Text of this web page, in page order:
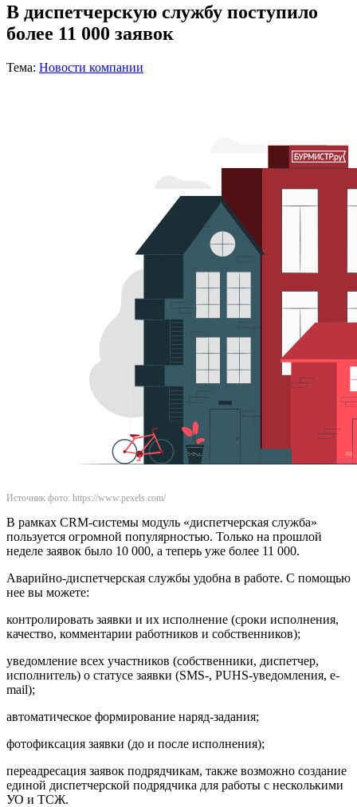
В диспетчерскую службу поступило
более 11 000 заявок
Тема: Новости компании
Источник фото: https://www.pexels.com/
В рамках CRM-системы модуль «диспетчерская служба»
пользуется огромной популярностью. Только на прошлой
неделе заявок было 10 000, а теперь уже более 11 000.
Аварийно-диспетчерская службы удобна в работе. С помощью
нее вы можете:
контролировать заявки и их исполнение (сроки исполнения,
качество, комментарии работников и собственников);
уведомление всех участников (собственники, диспетчер,
исполнитель) о статусе заявки (SMS-, PUHS-уведомления, e-
mail);
автоматическое формирование наряд-задания;
фотофиксация заявки (до и после исполнения);
переадресация заявок подрядчикам, также возможно создание
единой диспетчерской подрядчика для работы с несколькими
УО и ТСЖ.